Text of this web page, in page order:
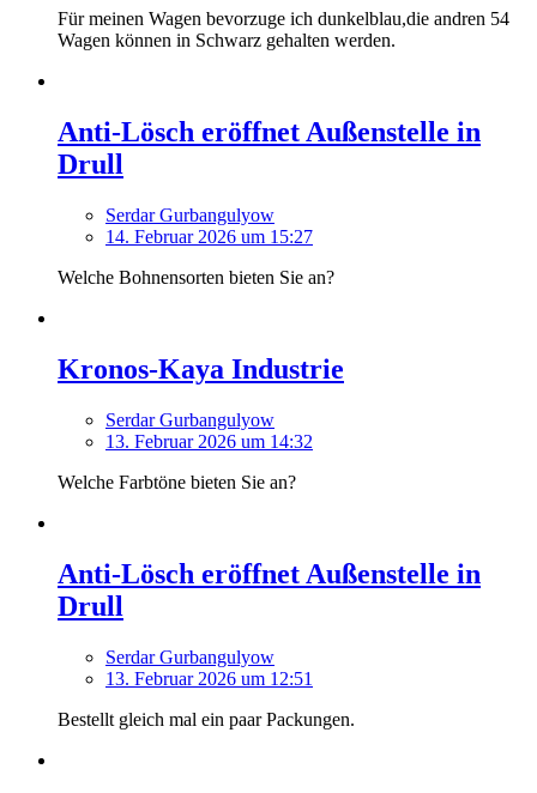
Für meinen Wagen bevorzuge ich dunkelblau,die andren 54
Wagen können in Schwarz gehalten werden.
Anti-Lösch eröffnet Außenstelle in
Drull
Serdar Gurbangulyow
14. Februar 2026 um 15:27
Welche Bohnensorten bieten Sie an?
Kronos-Kaya Industrie
Serdar Gurbangulyow
13. Februar 2026 um 14:32
Welche Farbtöne bieten Sie an?
Anti-Lösch eröffnet Außenstelle in
Drull
Serdar Gurbangulyow
13. Februar 2026 um 12:51
Bestellt gleich mal ein paar Packungen.